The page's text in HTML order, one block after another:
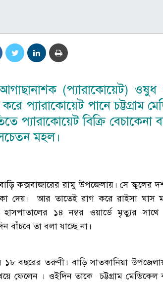
(প্যারাকোয়েট) ওষুধ
প্যারাকোয়েট পানে চট্টগ্রাম
প্যারাকোয়েট বিক্রি
মহল।
কক্সবাজারের রামু উপজেলায়। সে স্কুলের
দেয়। আর তাতেই রাগ করে রাইসা ঘাস
১৪ নম্বর ওয়ার্ডে মৃত্যুর
বাঁচবে তা বলা যাচ্ছে না।
১৮ বছরের তরুণী। বাড়ি সাতকানিয়া
ফেলেন । ওইদিন তাকে চট্টগ্রাম